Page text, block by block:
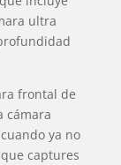
ultra
frontal de
cámara
ya no
captures